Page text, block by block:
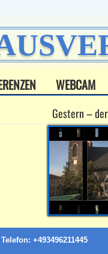
WEBCAM
Gestern –
+493496211445